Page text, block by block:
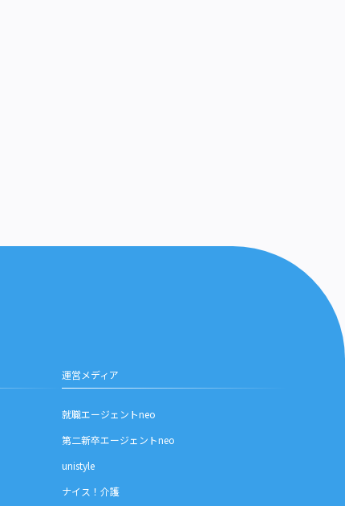
運営メディア
就職エージェントneo
第二新卒エージェントneo
unistyle
ナイス！介護